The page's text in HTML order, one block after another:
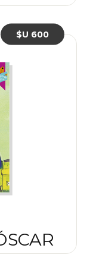
$U 600